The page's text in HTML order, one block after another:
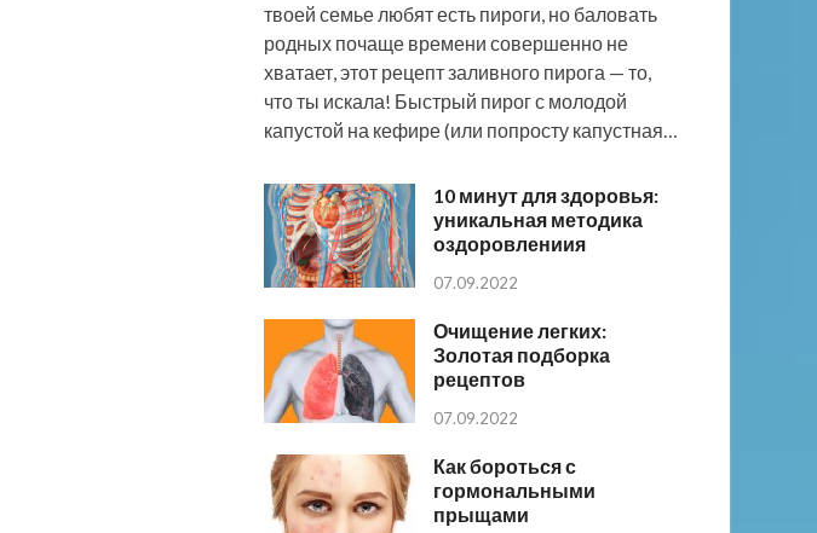
твоей семье любят есть пироги, но баловать
родных почаще времени совершенно не
хватает, этот рецепт заливного пирога — то,
что ты искала! Быстрый пирог с молодой
капустой на кефире (или попросту капустная…
10 минут для здоровья:
уникальная методика
оздоровлениия
07.09.2022
Очищение легких:
Золотая подборка
рецептов
07.09.2022
Как бороться с
гормональными
прыщами